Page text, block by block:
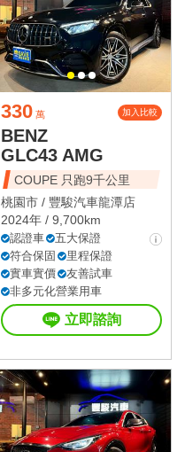
330 萬 加入比較
BENZ
GLC43 AMG
COUPE 只跑9千公里
桃園市 / 豐駿汽車龍潭店
2024年 / 9,700km
認證車
五大保證
符合保固
里程保證
實車實價
友善試車
非多元化營業用車
立即諮詢